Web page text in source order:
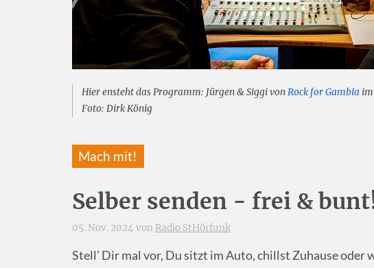
Hier ensteht das Programm: Jürgen & Siggi vonRock for Gambia
Foto: Dirk König
Mach mit!
Selber senden - frei &
05. Nov. 2024 von Radio StHörfunk
Stell’ Dir mal vor, Du sitzt im Auto, chillst Zuhause oder